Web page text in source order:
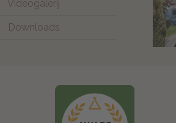
Videogalerij
Downloads